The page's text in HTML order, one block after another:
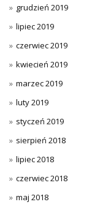
grudzień 2019
lipiec 2019
czerwiec 2019
kwiecień 2019
marzec 2019
luty 2019
styczeń 2019
sierpień 2018
lipiec 2018
czerwiec 2018
maj 2018